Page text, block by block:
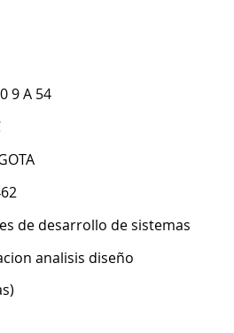
9 A 54
de desarrollo de sistemas
analisis diseño